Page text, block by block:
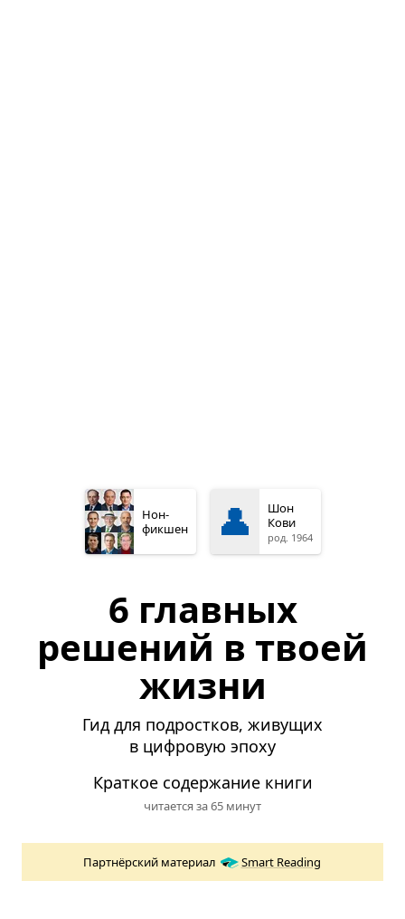
Нон­
фикшен
👤
Шон
Кови
род. 1964
6 главных
решений в твоей
жизни
Гид для подростков, живущих
в цифровую эпоху
Краткое содержание книги
читается за 65 минут
Партнёрский материал Smart Reading